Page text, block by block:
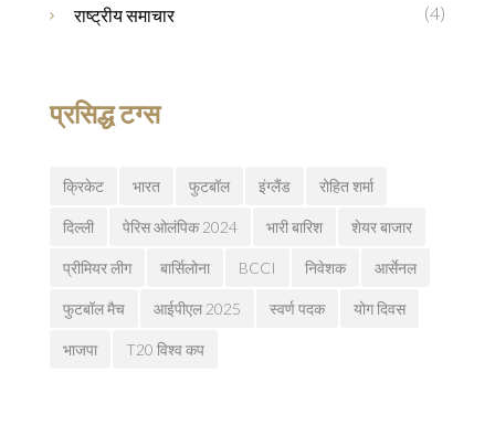
राष्ट्रीय समाचार (4)
प्रसिद्ध टग्स
क्रिकेट भारत फुटबॉल इंग्लैंड रोहित शर्मा
दिल्ली पेरिस ओलंपिक 2024 भारी बारिश शेयर बाजार
प्रीमियर लीग बार्सिलोना BCCI निवेशक आर्सेनल
फुटबॉल मैच आईपीएल 2025 स्वर्ण पदक योग दिवस
भाजपा T20 विश्व कप